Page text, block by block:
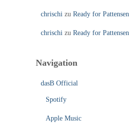
chrischi zu Ready for Pattensen
chrischi zu Ready for Pattensen
Navigation
dasB Official
Spotify
Apple Music